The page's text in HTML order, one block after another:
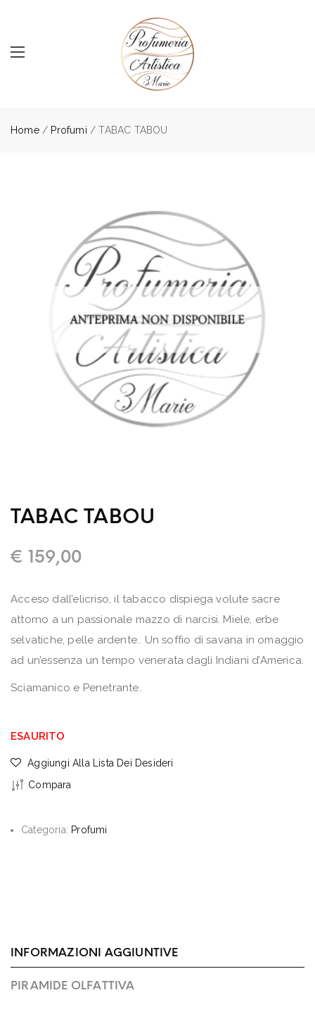
Home/ Profumi / TABAC TABOU
TABAC TABOU
€ 159,00
Acceso dall’elicriso, il tabacco dispiega volute sacre
attorno a un passionale mazzo di narcisi. Miele, erbe
selvatiche, pelle ardente.. Un soffio di savana in omaggio
ad un’essenza un tempo venerata dagli Indiani d’America.
Sciamanico e Penetrante.
ESAURITO
Aggiungi Alla Lista Dei Desideri
Compara
Categoria: Profumi
INFORMAZIONI AGGIUNTIVE
PIRAMIDE OLFATTIVA